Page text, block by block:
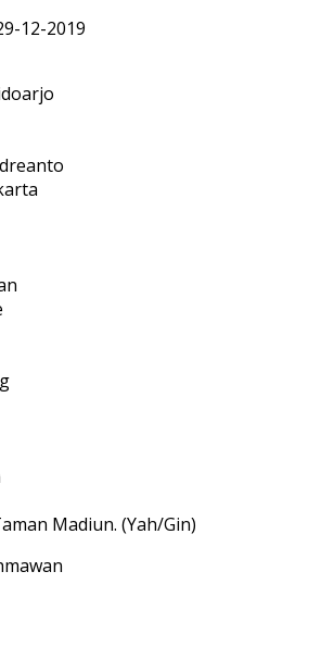
12-2019
Madiun. (Yah/Gin)